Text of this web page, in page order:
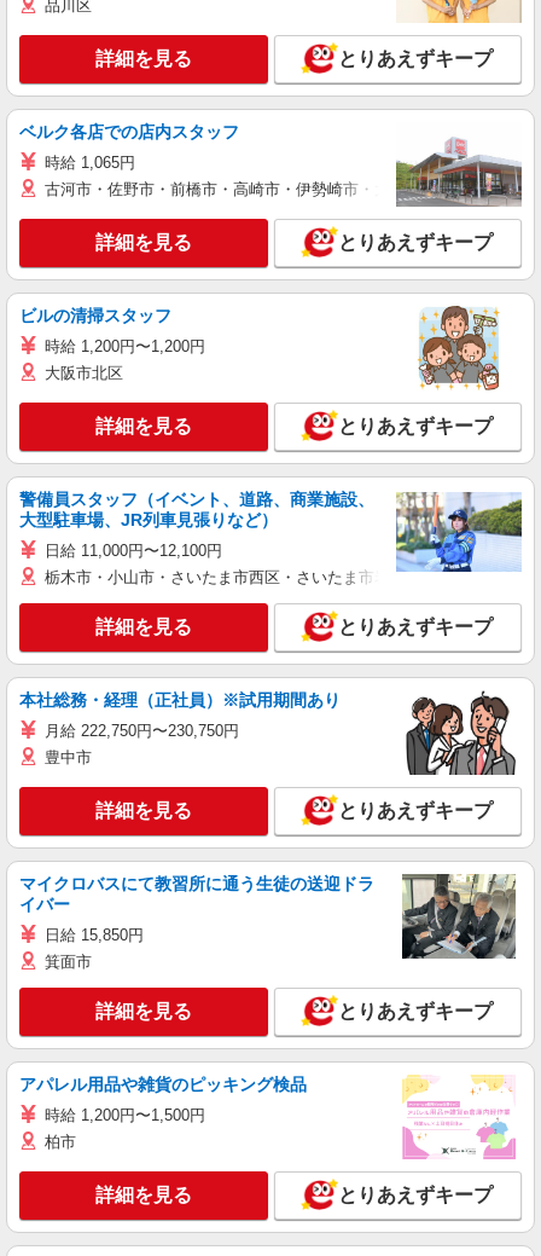
品川区
詳細を見る とりあえずキープ
ベルク各店での店内スタッフ
時給 1,065円
古河市・佐野市・前橋市・高崎市・伊勢崎市・太田市・館林市・藤
詳細を見る とりあえずキープ
ビルの清掃スタッフ
時給 1,200円〜1,200円
大阪市北区
詳細を見る とりあえずキープ
警備員スタッフ（イベント、道路、商業施設、
大型駐車場、JR列車見張りなど）
日給 11,000円〜12,100円
栃木市・小山市・さいたま市西区・さいたま市岩槻区・久喜市・蓮田
詳細を見る とりあえずキープ
本社総務・経理（正社員）※試用期間あり
月給 222,750円〜230,750円
豊中市
詳細を見る とりあえずキープ
マイクロバスにて教習所に通う生徒の送迎ドラ
イバー
日給 15,850円
箕面市
詳細を見る とりあえずキープ
アパレル用品や雑貨のピッキング検品
時給 1,200円〜1,500円
柏市
詳細を見る とりあえずキープ